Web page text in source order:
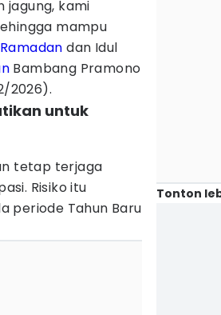
jagung, kami
mampu
Ramadan dan Idul
Bambang Pramono
2026).
untuk
tetap terjaga
Risiko itu
periode Tahun Baru
Tonton